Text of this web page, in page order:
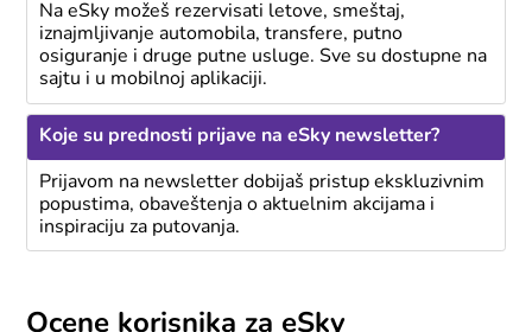
Na eSky možeš rezervisati letove, smeštaj,
iznajmljivanje automobila, transfere, putno
osiguranje i druge putne usluge. Sve su dostupne na
sajtu i u mobilnoj aplikaciji.
Koje su prednosti prijave na eSky newsletter?
Prijavom na newsletter dobijaš pristup ekskluzivnim
popustima, obaveštenja o aktuelnim akcijama i
inspiraciju za putovanja.
Ocene korisnika za eSky